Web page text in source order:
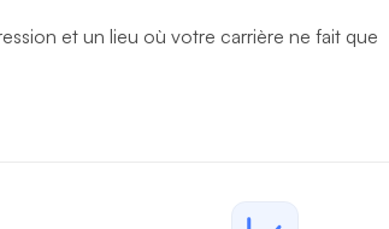
et un lieu où votre carrière ne fait que